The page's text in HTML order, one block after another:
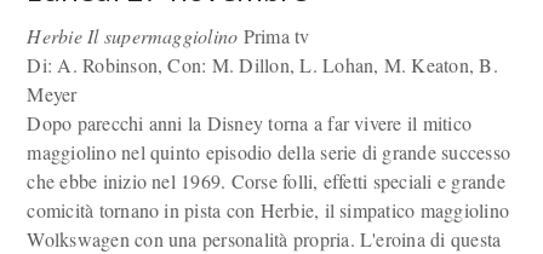
Herbie Il supermaggiolino Prima tv
Di: A. Robinson, Con: M. Dillon, L. Lohan, M. Keaton, B.
Meyer
Dopo parecchi anni la Disney torna a far vivere il mitico
maggiolino nel quinto episodio della serie di grande successo
che ebbe inizio nel 1969. Corse folli, effetti speciali e grande
comicità tornano in pista con Herbie, il simpatico maggiolino
Wolkswagen con una personalità propria. L'eroina di questa